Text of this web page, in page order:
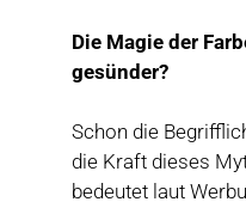
Die Magie der
gesünder?
Schon die
die Kraft dieses
bedeutet laut